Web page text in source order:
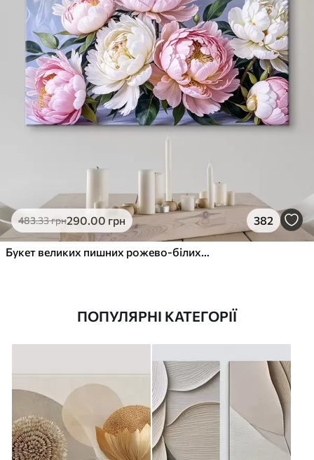
483.33грн290.00 грн 382
Букет великих пишних рожево-білих квітів півонії із зеленим листям на м’якому розмитому фоні
ПОПУЛЯРНІ КАТЕГОРІЇ